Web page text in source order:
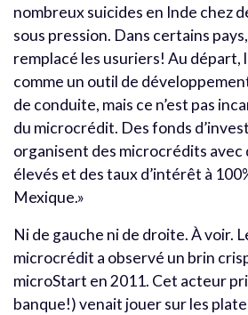
nombreux suicides en Inde chez
sous pression. Dans certains
remplacé les usuriers! Au
comme un outil de
de conduite, mais ce n’est pas
du microcrédit. Des fonds
organisent des microcrédits avec
élevés et des taux d’intérêt à
Mexique.»
Ni de gauche ni de droite. À voir.
microcrédit a observé un brin
microStart en 2011. Cet acteur
banque!) venait jouer sur les